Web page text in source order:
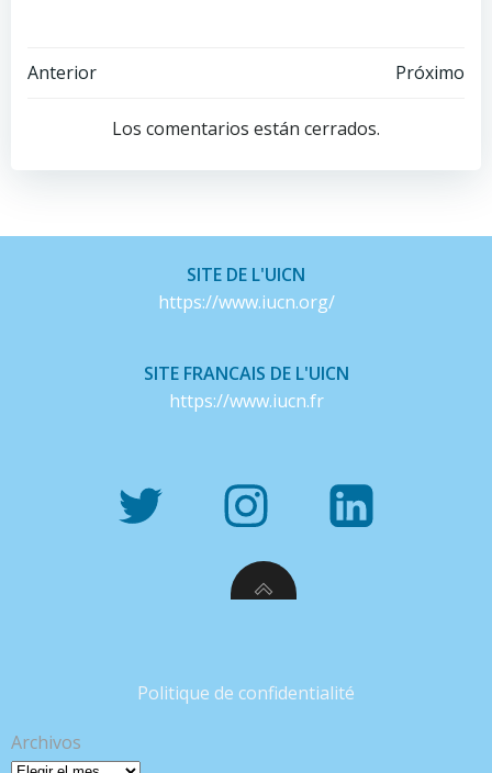
Navegación
entradas
Anterior
Navegación
de
entradas
Próximo
Los comentarios están cerrados.
SITE DE L'UICN
https://www.iucn.org/
SITE FRANCAIS DE L'UICN
https://www.iucn.fr
Politique de confidentialité
Archivos